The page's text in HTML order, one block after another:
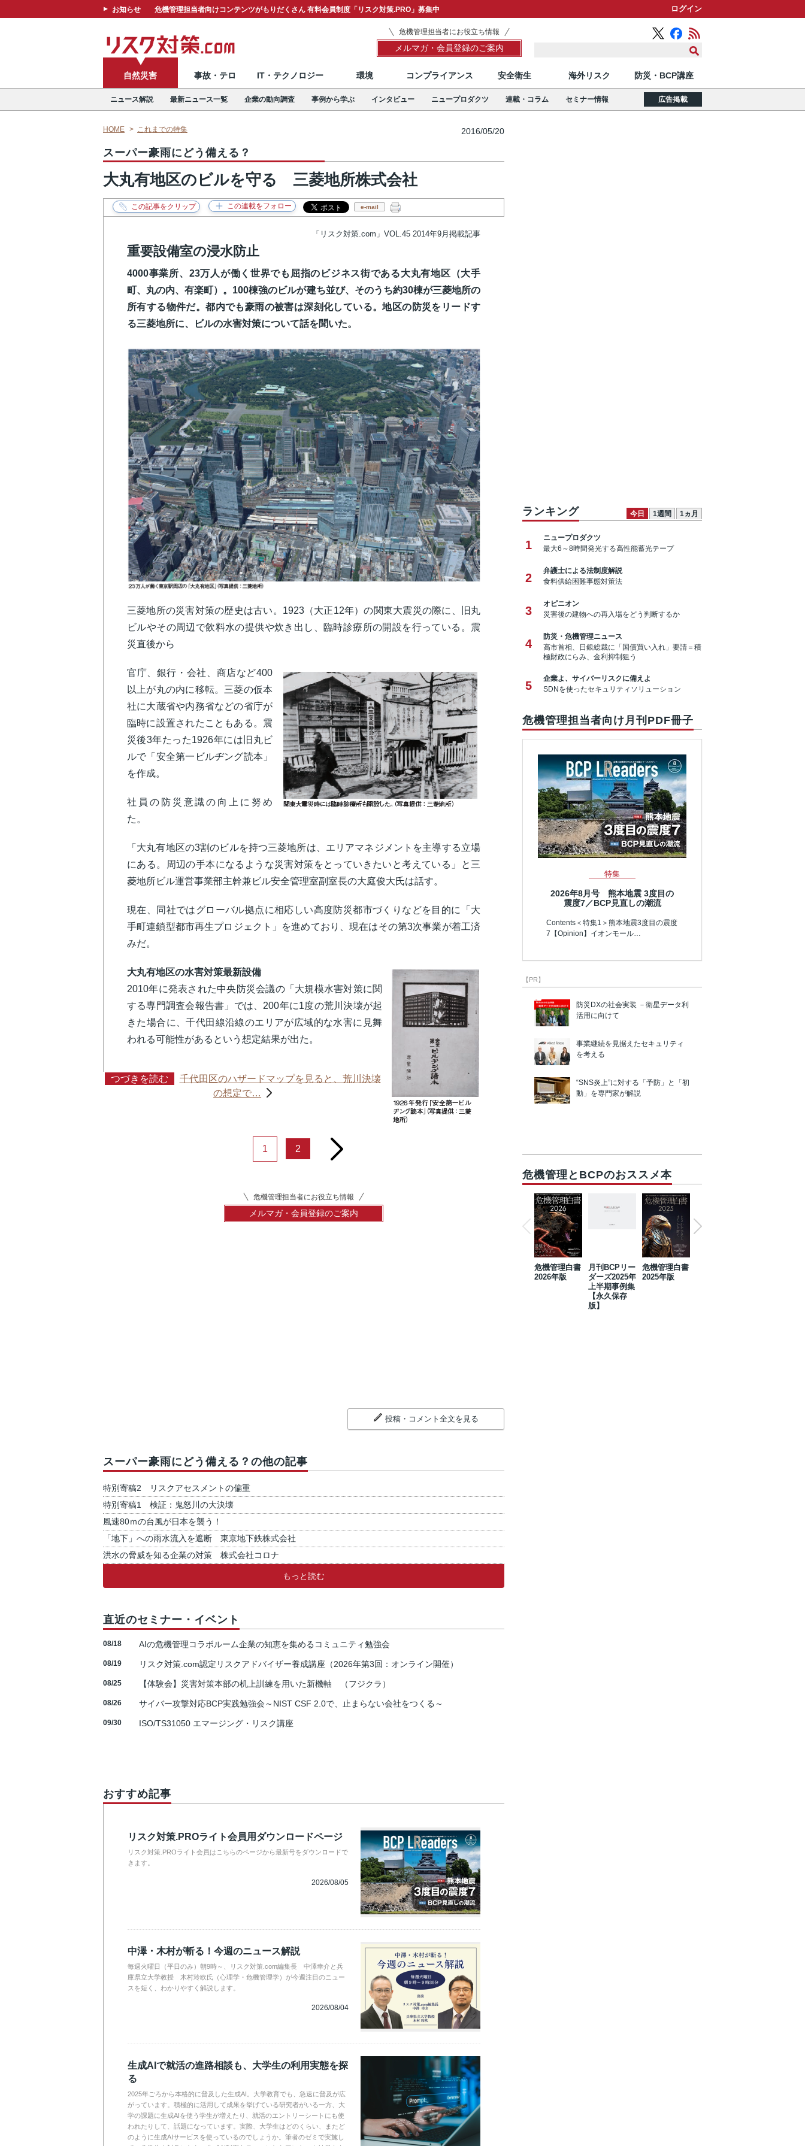
お知らせ 危機管理担当者向けコンテンツがもりだくさん 有料会員制度「リスク対策.PRO」募集中 ログイン
危機管理担当者にお役立ち情報
メルマガ・会員登録のご案内
自然災害 事故・テロ IT・テクノロジー 環境 コンプライアンス 安全衛生 海外リスク 防災・BCP講座
ニュース解説 最新ニュース一覧 企業の動向調査 事例から学ぶ インタビュー ニュープロダクツ 連載・コラム セミナー情報 広告掲載
HOME これまでの特集 2016/05/20
スーパー豪雨にどう備える？
大丸有地区のビルを守る 三菱地所株式会社
e-mail
「リスク対策.com」VOL.45 2014年9月掲載記事
重要設備室の浸水防止
4000事業所、23万人が働く世界でも屈指のビジネス街である大丸有地区（大手
町、丸の内、有楽町）。100棟強のビルが建ち並び、そのうち約30棟が三菱地所の
所有する物件だ。都内でも豪雨の被害は深刻化している。地区の防災をリードす
る三菱地所に、ビルの水害対策について話を聞いた。
三菱地所の災害対策の歴史は古い。1923（大正12年）の関東大震災の際に、旧丸
ビルやその周辺で飲料水の提供や炊き出し、臨時診療所の開設を行っている。震
災直後から
官庁、銀行・会社、商店など400
以上が丸の内に移転。三菱の仮本
社に大蔵省や内務省などの省庁が
臨時に設置されたこともある。震
災後3年たった1926年には旧丸ビ
ルで「安全第一ビルヂング読本」
を作成。
社員の防災意識の向上に努め
た。
「大丸有地区の3割のビルを持つ三菱地所は、エリアマネジメントを主導する立場
にある。周辺の手本になるような災害対策をとっていきたいと考えている」と三
菱地所ビル運営事業部主幹兼ビル安全管理室副室長の大庭俊大氏は話す。
現在、同社ではグローバル拠点に相応しい高度防災都市づくりなどを目的に「大
手町連鎖型都市再生プロジェクト」を進めており、現在はその第3次事業が着工済
みだ。
大丸有地区の水害対策最新設備
2010年に発表された中央防災会議の「大規模水害対策に関
する専門調査会報告書」では、200年に1度の荒川決壊が起
きた場合に、千代田線沿線のエリアが広域的な水害に見舞
われる可能性があるという想定結果が出た。
つづきを読む
千代田区のハザードマップを見ると、荒川決壊
の想定で…
1 2 next
危機管理担当者にお役立ち情報
メルマガ・会員登録のご案内
投稿・コメント全文を見る
スーパー豪雨にどう備える？の他の記事
特別寄稿2 リスクアセスメントの偏重
特別寄稿1 検証：鬼怒川の大決壊
風速80ｍの台風が日本を襲う！
「地下」への雨水流入を遮断 東京地下鉄株式会社
洪水の脅威を知る企業の対策 株式会社コロナ
もっと読む
直近のセミナー・イベント
08/18 AIの危機管理コラボルーム企業の知恵を集めるコミュニティ勉強会
08/19 リスク対策.com認定リスクアドバイザー養成講座（2026年第3回：オンライン開催）
08/25 【体験会】災害対策本部の机上訓練を用いた新機軸 （フジクラ）
08/26 サイバー攻撃対応BCP実践勉強会～NIST CSF 2.0で、止まらない会社をつくる～
09/30 ISO/TS31050 エマージング・リスク講座
おすすめ記事
リスク対策.PROライト会員用ダウンロードページ
リスク対策.PROライト会員はこちらのページから最新号をダウンロードで
きます。
2026/08/05
中澤・木村が斬る！今週のニュース解説
毎週火曜日（平日のみ）朝9時～、リスク対策.com編集長 中澤幸介と兵
庫県立大学教授 木村玲欧氏（心理学・危機管理学）が今週注目のニュー
スを短く、わかりやすく解説します。
2026/08/04
生成AIで就活の進路相談も、大学生の利用実態を探
る
2025年ごろから本格的に普及した生成AI。大学教育でも、急速に普及が広
がっています。積極的に活用して成果を挙げている研究者がいる一方、大
学の課題に生成AIを使う学生が増えたり、就活のエントリーシートにも使
われたりして、話題になっています。実際、大学生はどのくらい、またど
のように生成AIサービスを使っているのでしょうか。筆者のゼミで実施し
ランキング 今日 1週間 1ヵ月
1
ニュープロダクツ
最大6～8時間発光する高性能蓄光テープ
2
弁護士による法制度解説
食料供給困難事態対策法
3
オピニオン
災害後の建物への再入場をどう判断するか
4
防災・危機管理ニュース
高市首相、日銀総裁に「国債買い入れ」要請＝積
極財政にらみ、金利抑制狙う
5
企業よ、サイバーリスクに備えよ
SDNを使ったセキュリティソリューション
危機管理担当者向け月刊PDF冊子
特集
2026年8月号 熊本地震 3度目の
震度7／BCP見直しの潮流
Contents＜特集1＞熊本地震3度目の震度
7【Opinion】イオンモール…
【PR】
防災DXの社会実装 －衛星データ利
活用に向けて
事業継続を見据えたセキュリティ
を考える
“SNS炎上”に対する「予防」と「初
動」を専門家が解説
危機管理とBCPのおススメ本
危機管理白書
2026年版
月刊BCPリー
ダーズ2025年
上半期事例集
【永久保存
版】
危機管理白書
2025年版